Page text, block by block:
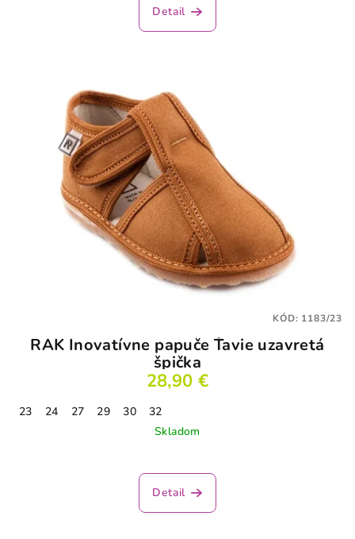
Detail
RAK Inovatívne papuče Ťavie uzavretá
špička
28,90 €
23 24 27 29 30
32
Skladom
Detail
KÓD: 1183/23